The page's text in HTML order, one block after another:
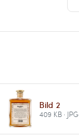
Bild 2
409 KB · JPG